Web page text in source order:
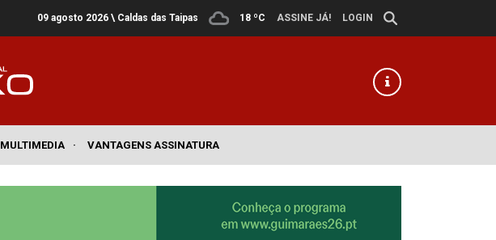
09 agosto 2026 \ Caldas das Taipas 18 ºC ASSINE JÁ! LOGIN
MULTIMEDIA · VANTAGENS ASSINATURA